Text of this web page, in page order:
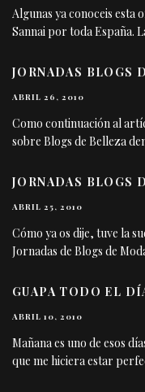
Algunas ya conoceis
Sannai por toda España.
JORNADAS BLOGS
ABRIL 26, 2010
Como continuación al
sobre Blogs de Belleza
JORNADAS BLOGS
ABRIL 25, 2010
Cómo ya os dije, tuve la
Jornadas de Blogs de
GUAPA TODO EL
ABRIL 10, 2010
Mañana es uno de esos
que me hiciera estar